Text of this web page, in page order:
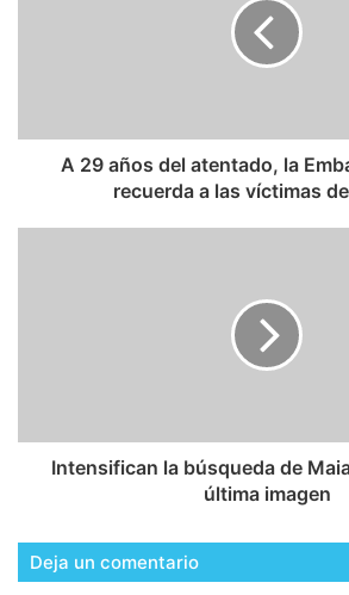
A 29 años del atentado, la
recuerda a las víctimas
Intensifican la búsqueda de
última imagen
Deja un comentario